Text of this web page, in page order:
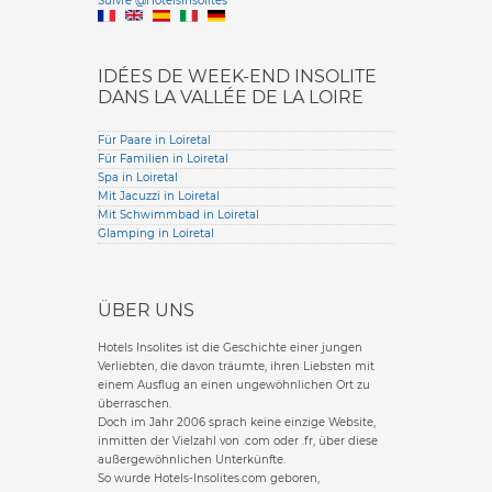
IDÉES DE WEEK-END INSOLITE
DANS LA VALLÉE DE LA LOIRE
Für Paare in Loiretal
Für Familien in Loiretal
Spa in Loiretal
Mit Jacuzzi in Loiretal
Mit Schwimmbad in Loiretal
Glamping in Loiretal
ÜBER UNS
Hotels Insolites ist die Geschichte einer jungen
Verliebten, die davon träumte, ihren Liebsten mit
einem Ausflug an einen ungewöhnlichen Ort zu
überraschen.
Doch im Jahr 2006 sprach keine einzige Website,
inmitten der Vielzahl von .com oder .fr, über diese
außergewöhnlichen Unterkünfte.
So wurde Hotels-Insolites.com geboren,